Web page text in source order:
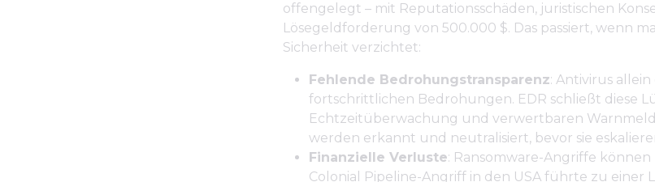
offengelegt – mit Reputationsschäden, juristischen
Lösegeldforderung von 500.000 $. Das passiert, wenn
Sicherheit verzichtet:
Fehlende Bedrohungstransparenz: Antivirus
fortschrittlichen Bedrohungen. EDR schließt diese
Echtzeitüberwachung und verwertbaren
werden erkannt und neutralisiert, bevor sie
Finanzielle Verluste: Ransomware-Angriffe
Colonial Pipeline-Angriff in den USA führte zu einer